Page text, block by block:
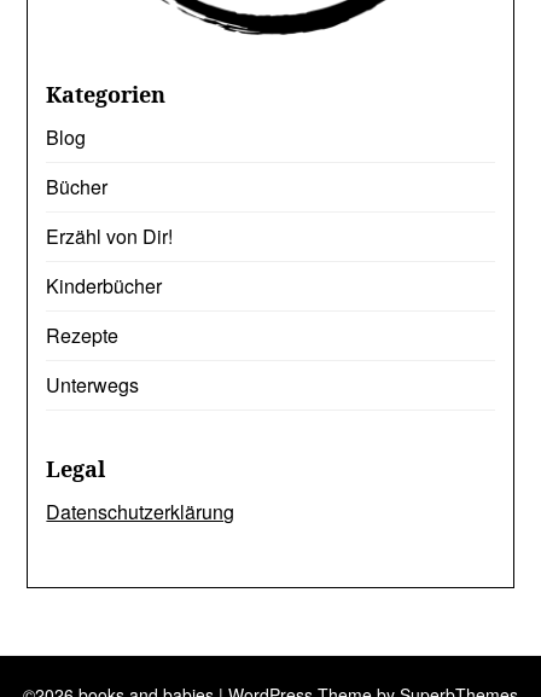
Kategorien
Blog
Bücher
Erzähl von Dir!
Kinderbücher
Rezepte
Unterwegs
Legal
Datenschutzerklärung